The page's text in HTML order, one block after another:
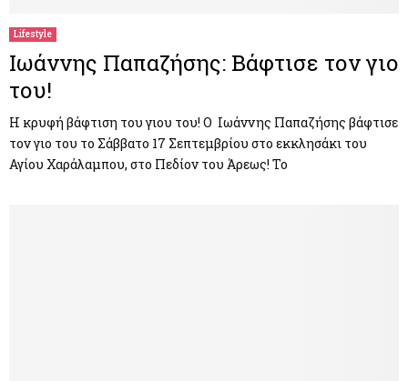
Lifestyle
Ιωάννης Παπαζήσης: Βάφτισε τον γιο
του!
Η κρυφή βάφτιση του γιου του! Ο Ιωάννης Παπαζήσης βάφτισε
τον γιο του το Σάββατο 17 Σεπτεμβρίου στο εκκλησάκι του
Αγίου Χαράλαμπου, στο Πεδίον του Άρεως! Το